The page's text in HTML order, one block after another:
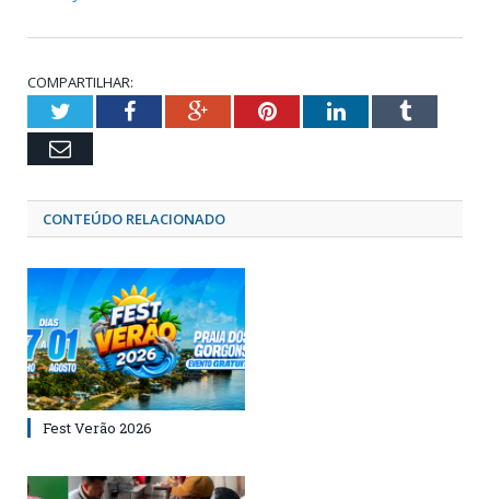
COMPARTILHAR:
TwitterFacebookGoogle+PinterestLinkedInTumblr
Email
CONTEÚDO RELACIONADO
Fest Verão 2026